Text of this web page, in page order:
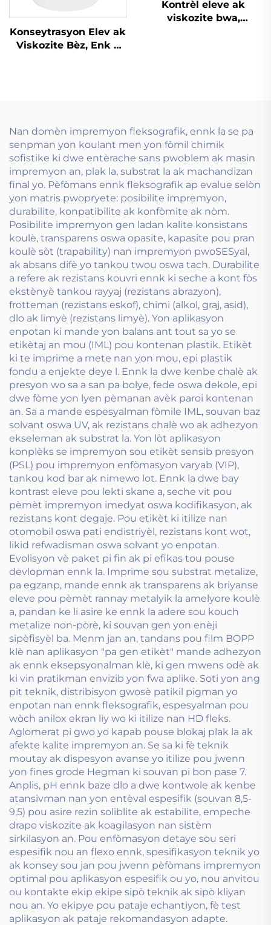
Konseytrasyon Elev ak
Viskozite Bèz, Enk a
Kontrèl eleve ak
viskozite bwa,
Nan domèn impremyon fleksografik, ennk la se pa
senpman yon koulant men yon fòmil chimik
sofistike ki dwe entèrache sans pwoblem ak masin
impremyon an, plak la, substrat la ak machandizan
final yo. Pèfòmans ennk fleksografik ap evalue selòn
yon matris pwopryete: posibilite impremyon,
durabilite, konpatibilite ak konfòmite ak nòm.
Posibilite impremyon gen ladan kalite konsistans
koulè, transparens oswa opasite, kapasite pou pran
koulè sòt (trapability) nan impremyon pwoSESyal,
ak absans difè yo tankou twou oswa tach. Durabilite
a refere ak rezistans kouvri ennk ki seche a kont fòs
ekstènyè tankou rayyaj (rezistans abrazyon),
frotteman (rezistans eskof), chimi (alkol, graj, asid),
dlo ak limyè (rezistans limyè). Yon aplikasyon
enpotan ki mande yon balans ant tout sa yo se
etikètaj an mou (IML) pou kontenan plastik. Etikèt
ki te imprime a mete nan yon mou, epi plastik
fondu a enjekte deye l. Ennk la dwe kenbe chalè ak
presyon wo sa a san pa bolye, fede oswa dekole, epi
dwe fòme yon lyen pèmanan avèk paroi kontenan
an. Sa a mande espesyalman fòmile IML, souvan baz
solvant oswa UV, ak rezistans chalè wo ak adhezyon
ekseleman ak substrat la. Yon lòt aplikasyon
konplèks se impremyon sou etikèt sensib presyon
(PSL) pou impremyon enfòmasyon varyab (VIP),
tankou kod bar ak nimewo lot. Ennk la dwe bay
kontrast eleve pou lekti skane a, seche vit pou
pèmèt impremyon imedyat oswa kodifikasyon, ak
rezistans kont degaje. Pou etikèt ki itilize nan
otomobil oswa pati endistriyèl, rezistans kont wot,
likid refwadisman oswa solvant yo enpotan.
Evolisyon vè paket pi fin ak pi efikas tou pouse
devlopman ennk la. Imprime sou substrat metalize,
pa egzanp, mande ennk ak transparens ak briyanse
eleve pou pèmèt rannay metalyik la amelyore koulè
a, pandan ke li asire ke ennk la adere sou kouch
metalize non-pòrè, ki souvan gen yon enèji
sipèfisyèl ba. Menm jan an, tandans pou film BOPP
klè nan aplikasyon "pa gen etikèt" mande adhezyon
ak ennk eksepsyonalman klè, ki gen mwens odè ak
ki vin pratikman envizib yon fwa aplike. Soti yon ang
pit teknik, distribisyon gwosè patikil pigman yo
enpotan nan ennk fleksografik, espesyalman pou
wòch anilox ekran liy wo ki itilize nan HD fleks.
Aglomerat pi gwo yo kapab pouse blokaj plak la ak
afekte kalite impremyon an. Se sa ki fè teknik
moutay ak dispesyon avanse yo itilize pou jwenn
yon fines grode Hegman ki souvan pi bon pase 7.
Anplis, pH ennk baze dlo a dwe kontwole ak kenbe
atansivman nan yon entèval espesifik (souvan 8,5-
9,5) pou asire rezin soliblite ak estabilite, empeche
drapo viskozite ak koagilasyon nan sistèm
sirkilasyon an. Pou enfòmasyon detaye sou seri
espesifik nou an flexo ennk, spesifikasyon teknik yo
ak konsey sou jan pou jwenn pèfòmans impremyon
optimal pou aplikasyon espesifik ou yo, nou anvitou
ou kontakte ekip ekipe sipò teknik ak sipò kliyan
nou an. Yo ekipye pou pataje echantiyon, fè test
aplikasyon ak pataje rekomandasyon adapte.